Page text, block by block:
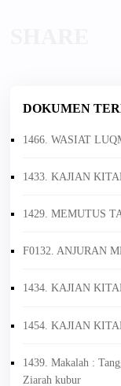
DOKUMEN
1466. WASIAT
1433. KAJIAN
1429. MEMUTUS
F0132. ANJURAN
1434. KAJIAN
1454. KAJIAN
1439. Makalah :
Ziarah kubur